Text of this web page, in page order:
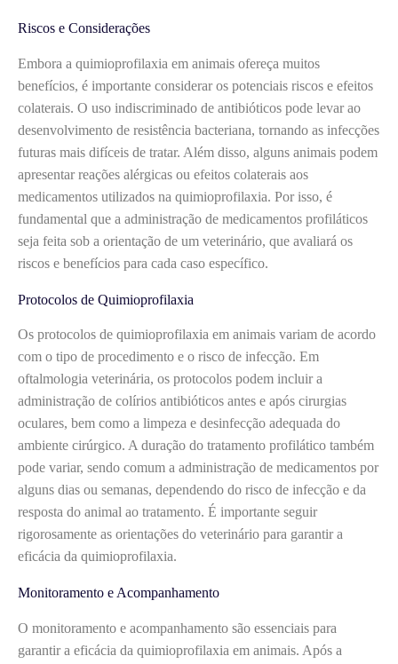
Riscos e Considerações
Embora a quimioprofilaxia em animais ofereça muitos
benefícios, é importante considerar os potenciais riscos e efeitos
colaterais. O uso indiscriminado de antibióticos pode levar ao
desenvolvimento de resistência bacteriana, tornando as infecções
futuras mais difíceis de tratar. Além disso, alguns animais podem
apresentar reações alérgicas ou efeitos colaterais aos
medicamentos utilizados na quimioprofilaxia. Por isso, é
fundamental que a administração de medicamentos profiláticos
seja feita sob a orientação de um veterinário, que avaliará os
riscos e benefícios para cada caso específico.
Protocolos de Quimioprofilaxia
Os protocolos de quimioprofilaxia em animais variam de acordo
com o tipo de procedimento e o risco de infecção. Em
oftalmologia veterinária, os protocolos podem incluir a
administração de colírios antibióticos antes e após cirurgias
oculares, bem como a limpeza e desinfecção adequada do
ambiente cirúrgico. A duração do tratamento profilático também
pode variar, sendo comum a administração de medicamentos por
alguns dias ou semanas, dependendo do risco de infecção e da
resposta do animal ao tratamento. É importante seguir
rigorosamente as orientações do veterinário para garantir a
eficácia da quimioprofilaxia.
Monitoramento e Acompanhamento
O monitoramento e acompanhamento são essenciais para
garantir a eficácia da quimioprofilaxia em animais. Após a